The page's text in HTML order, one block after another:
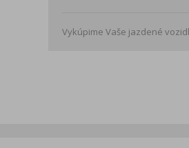
Vykúpime Vaše jazdené